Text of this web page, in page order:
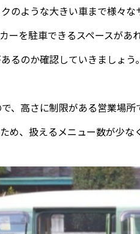
のような大きい車まで様々な
ーを駐車できるスペースがあ
るのか確認していきましょう。
、高さに制限がある営業場所
め、扱えるメニュー数が少